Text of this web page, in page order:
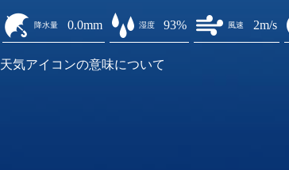
降水量 0.0mm 湿度 93% 風速 2m/s
天気アイコンの意味について